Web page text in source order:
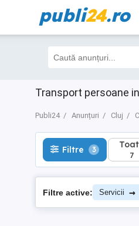
publi24.ro
Transport persoane
Publi24 Anunțuri Cluj
Filtre 3 Toate
7
Filtre 3
7
Filtre active: Servicii →